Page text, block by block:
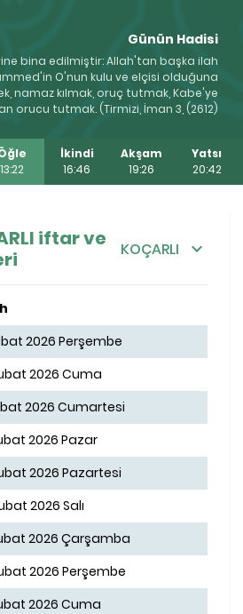
Günün Hadisi
bina edilmiştir: Allah'tan başka ilah
O'nun kulu ve elçisi olduğuna
namaz kılmak, oruç tutmak, Kabe'ye
orucu tutmak. (Tirmizi, İman 3, (2612)
13:22
İkindi
16:46
Akşam
19:26
Yatsı
20:42
iftar ve
KOÇARLI
2026 Perşembe
2026 Cuma
2026 Cumartesi
2026 Pazar
2026 Pazartesi
2026 Salı
2026 Çarşamba
2026 Perşembe
2026 Cuma